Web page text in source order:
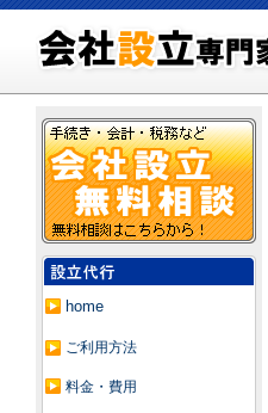
home
ご利用方法
料金・費用